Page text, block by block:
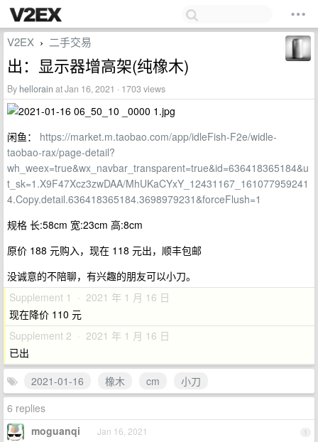
V2EX › 二手交易
出：显示器增高架(纯橡木)
By hellorain at Jan 16, 2021 · 1703 views
闲鱼： https://market.m.taobao.com/app/idleFish-F2e/widle-
taobao-rax/page-detail?
wh_weex=true&wx_navbar_transparent=true&id=636418365184&u
t_sk=1.X9F47Xcz3zwDAA/MhUKaCYxY_12431167_161077959241
4.Copy.detail.636418365184.3698979231&forceFlush=1
规格 长:58cm 宽:23cm 高:8cm
原价 188 元购入，现在 118 元出，顺丰包邮
没诚意的不陪聊，有兴趣的朋友可以小刀。
Supplement 1 · 2021 年 1 月 16 日
现在降价 110 元
Supplement 2 · 2021 年 1 月 16 日
已出
2021-01-16
橡木 cm
小刀
6 replies
1
moguanqi Jan 16, 2021